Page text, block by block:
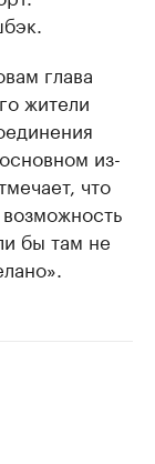
глава
жители
из-
что
бы там не